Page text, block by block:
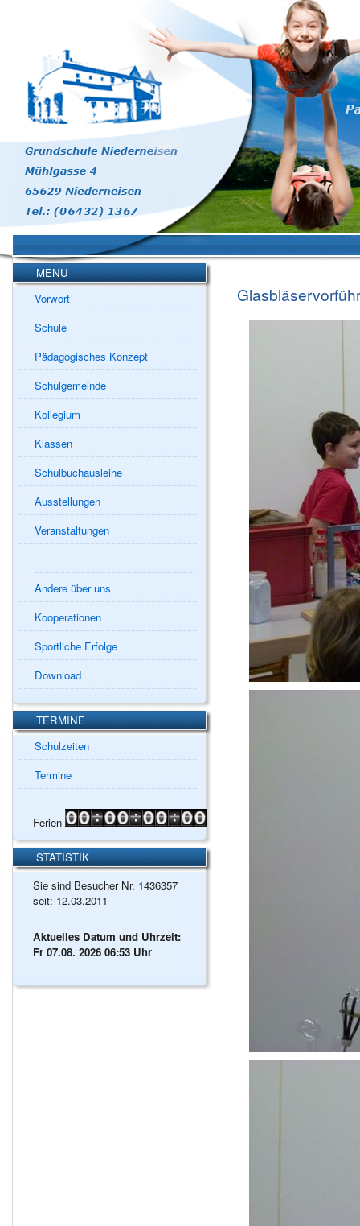
MENU
Vorwort
Schule
Pädagogisches Konzept
Schulgemeinde
Kollegium
Klassen
Schulbuchausleihe
Ausstellungen
Veranstaltungen
Andere über uns
Kooperationen
Sportliche Erfolge
Download
TERMINE
Schulzeiten
Termine
Ferien
STATISTIK
Sie sind Besucher Nr. 1436357
seit: 12.03.2011
Aktuelles Datum und Uhrzeit:
Fr 07.08. 2026 06:53 Uhr